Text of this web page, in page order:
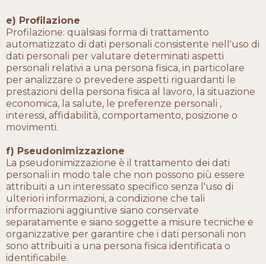
e) Profilazione
Profilazione: qualsiasi forma di trattamento
automatizzato di dati personali consistente nell'uso di
dati personali per valutare determinati aspetti
personali relativi a una persona fisica, in particolare
per analizzare o prevedere aspetti riguardanti le
prestazioni della persona fisica al lavoro, la situazione
economica, la salute, le preferenze personali ,
interessi, affidabilità, comportamento, posizione o
movimenti.
f) Pseudonimizzazione
La pseudonimizzazione è il trattamento dei dati
personali in modo tale che non possono più essere
attribuiti a un interessato specifico senza l'uso di
ulteriori informazioni, a condizione che tali
informazioni aggiuntive siano conservate
separatamente e siano soggette a misure tecniche e
organizzative per garantire che i dati personali non
sono attribuiti a una persona fisica identificata o
identificabile.